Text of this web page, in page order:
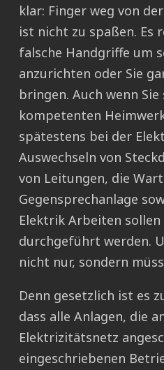
klar: Finger weg von
ist nicht zu spaßen. Es
falsche Handgriffe um
anzurichten oder Sie
bringen. Auch wenn
kompetenten
spätestens bei der
Auswechseln von
von Leitungen, die
Gegensprechanlage
Elektrik Arbeiten
durchgeführt werden.
nicht nur, sondern
Denn gesetzlich ist es
dass alle Anlagen, die
Elektrizitätsnetz
eingeschriebenen